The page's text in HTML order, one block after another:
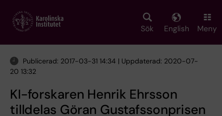
main
Sök English Meny
Publicerad: 2017-03-31 14:34 | Uppdaterad: 2020-07-
20 13:32
KI-forskaren Henrik Ehrsson
tilldelas Göran Gustafssonprisen